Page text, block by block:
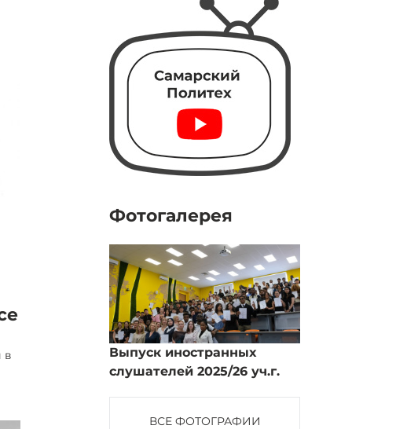
в
Фотогалерея
Выпуск иностранных
слушателей 2025/26 уч.г.
ВСЕ ФОТОГРАФИИ